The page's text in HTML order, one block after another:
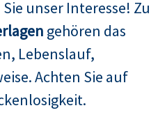
unser Interesse! Zu
gehören das
Lebenslauf,
Achten Sie auf